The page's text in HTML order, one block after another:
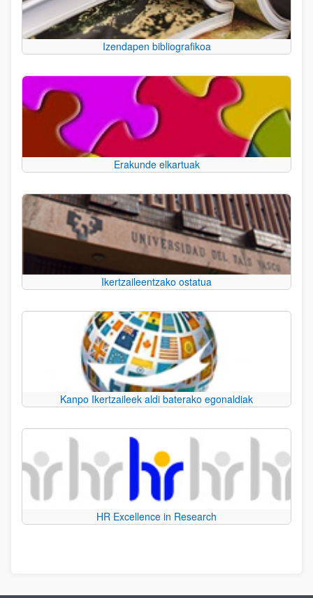
Izendapen bibliografikoa
Erakunde elkartuak
Ikertzaileentzako ostatua
Kanpo Ikertzaileek aldi baterako egonaldiak
HR Excellence in Research